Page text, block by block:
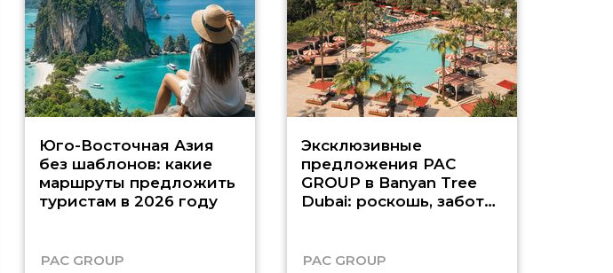
Юго-Восточная Азия
без шаблонов: какие
маршруты предложить
туристам в 2026 году
PAC GROUP
Эксклюзивные
предложения PAC
GROUP в Banyan Tree
Dubai: роскошь, забота
PAC GROUP